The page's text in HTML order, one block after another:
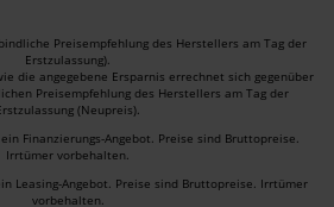
Preisempfehlung des Herstellers am Tag der
Erstzulassung).
die angegebene Ersparnis errechnet sich gegenüber
Preisempfehlung des Herstellers am Tag der
(Neupreis).
Finanzierungs-Angebot. Preise sind Bruttopreise.
Irrtümer vorbehalten.
Leasing-Angebot. Preise sind Bruttopreise. Irrtümer
vorbehalten.